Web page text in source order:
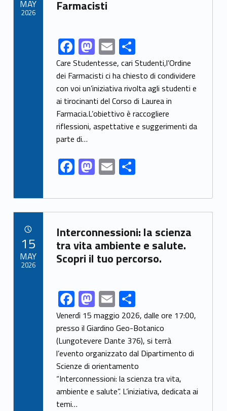
k
Farmacisti
Link identifier share facebook archive #share-link-archive-78228F
ac
e
b
o
o
k
M
as
to
d
o
n
E
m
ai
l
S
h
ar
e
Care Studentesse, cari Studenti,l’Ordine
dei Farmacisti ci ha chiesto di condividere
con voi un’iniziativa rivolta agli studenti e
ai tirocinanti del Corso di Laurea in
Farmacia.L’obiettivo è raccogliere
riflessioni, aspettative e suggerimenti da
parte di…
F
ac
e
b
o
o
k
M
as
to
d
o
n
E
m
ai
l
S
ar
e
MAY
2026
Link identifier archive #link-archive-59155
Interconnessioni: la scienza
tra vita ambiente e salute.
Scopri il tuo percorso.
Link identifier share facebook archive #share-link-archive-69780F
ac
e
b
o
o
k
M
as
to
d
o
n
E
m
ai
l
S
h
ar
e
Venerdì 15 maggio 2026, dalle ore 17:00,
presso il Giardino Geo-Botanico
(Lungotevere Dante 376), si terrà
l’evento organizzato dal Dipartimento di
Scienze di orientamento
“Interconnessioni: la scienza tra vita,
ambiente e salute”. L’iniziativa, dedicata ai
temi…
15
MAY
2026